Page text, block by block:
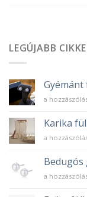
LEGÚJABB
Gyémánt
bejegyzéshez
a
Karika
Karika
divat
bejegyzéshez
a
Bedugós
a